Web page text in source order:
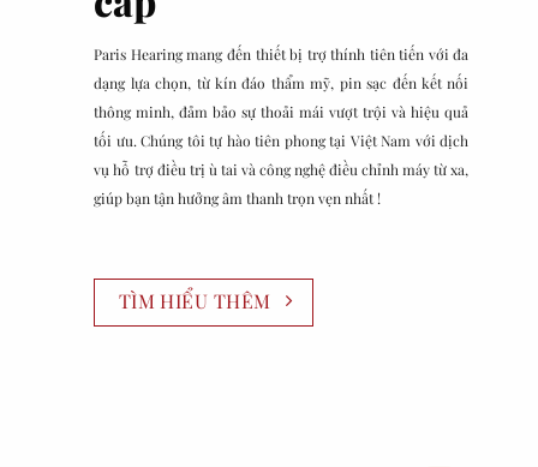
Paris Hearing mang đến thiết bị trợ thính tiên tiến với đa
dạng lựa chọn, từ kín đáo thẩm mỹ, pin sạc đến kết nối
thông minh, đảm bảo sự thoải mái vượt trội và hiệu quả
tối ưu. Chúng tôi tự hào tiên phong tại Việt Nam với dịch
vụ hỗ trợ điều trị ù tai và công nghệ điều chỉnh máy từ xa,
giúp bạn tận hưởng âm thanh trọn vẹn nhất !
TÌM HIỂU THÊM